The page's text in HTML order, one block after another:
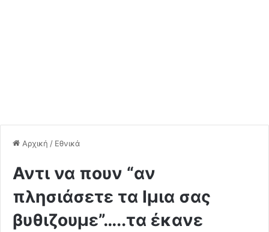
Αρχική / Εθνικά
Αντι να πουν “αν
πλησιάσετε τα Ιμια σας
βυθιζουμε”…..τα έκανε